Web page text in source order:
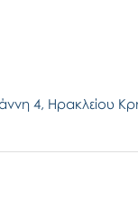
4, Ηρακλείου